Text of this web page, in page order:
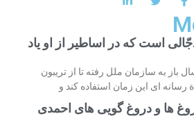
است که در اساطیر از او یاد
باز به سازمان ملل رفته تا از تریبون
رسانه ای این زمان استفاده کند و
ها و دروغ گویی های احمدی